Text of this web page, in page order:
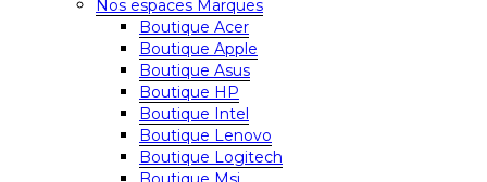
Nos espaces Marques
Boutique Acer
Boutique Apple
Boutique Asus
Boutique HP
Boutique Intel
Boutique Lenovo
Boutique Logitech